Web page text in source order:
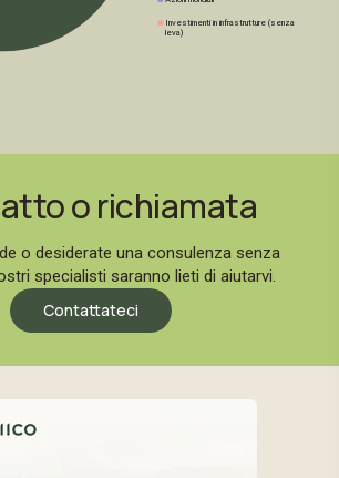
o richiamata
o desiderate una consulenza senza
specialisti saranno lieti di aiutarvi.
Contattateci